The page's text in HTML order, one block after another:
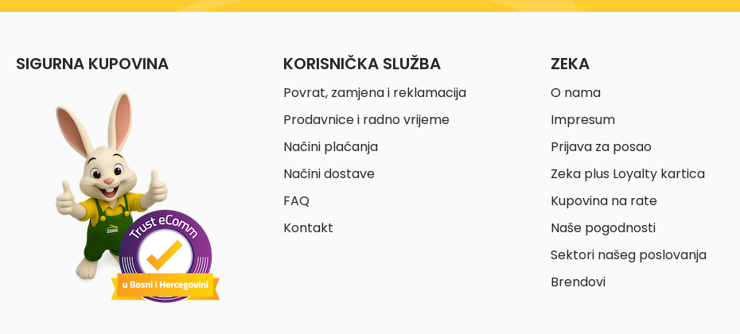
SIGURNA KUPOVINA KORISNIČKA SLUŽBA
Povrat, zamjena i reklamacija
Prodavnice i radno vrijeme
Načini plaćanja
Načini dostave
FAQ
Kontakt
ZEKA
O nama
Impresum
Prijava za posao
Zeka plus Loyalty kartica
Kupovina na rate
Naše pogodnosti
Sektori našeg poslovanja
Brendovi